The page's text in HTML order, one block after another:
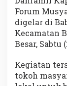
Forum
digelar di
Kecamatan
Besar, Sabtu
Kegiatan
tokoh